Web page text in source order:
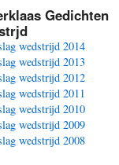
Gedichten
wedstrijd 2014
wedstrijd 2013
wedstrijd 2012
wedstrijd 2011
wedstrijd 2010
wedstrijd 2009
wedstrijd 2008